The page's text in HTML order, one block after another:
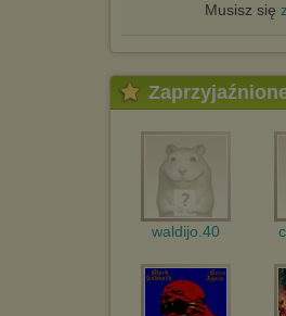
Musisz się
waldijo.40